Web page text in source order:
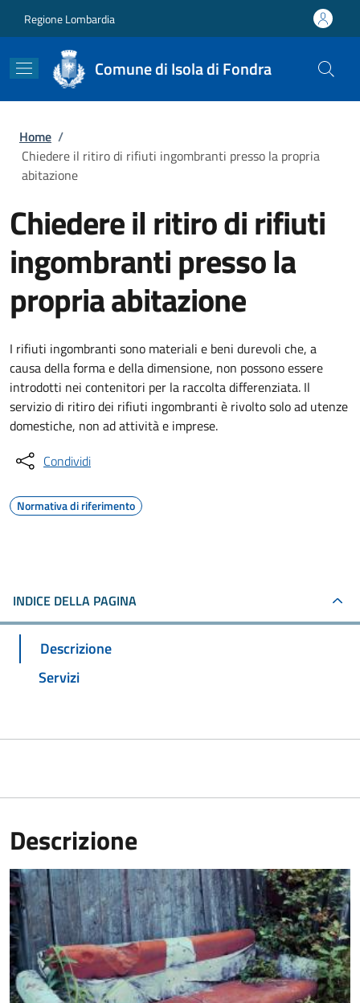
Regione Lombardia
Comune di Isola di Fondra
Briciole di pane
Home /
Chiedere il ritiro di rifiuti ingombranti presso la propria
abitazione
Chiedere il ritiro di rifiuti
ingombranti presso la
propria abitazione
I rifiuti ingombranti sono materiali e beni durevoli che, a
causa della forma e della dimensione, non possono essere
introdotti nei contenitori per la raccolta differenziata. Il
servizio di ritiro dei rifiuti ingombranti è rivolto solo ad utenze
domestiche, non ad attività e imprese.
Condividi
Normativa di riferimento
INDICE DELLA PAGINA
Descrizione
Servizi
Descrizione